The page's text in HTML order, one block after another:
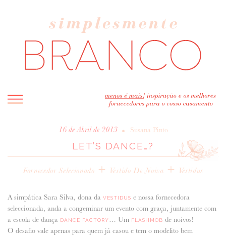
INICIO
BLOG
CASAVA-ME AQUI!
FORNECEDORES RECOMENDADOS
16 de Abril de 2013 • Susana Pinto
LET’S DANCE…?
Fornecedor Selecionado + Vestido De Noiva + Vestidus
A simpática Sara Silva, dona da VESTIDUS e nossa fornecedora
seleccionada, anda a congeminar um evento com graça, juntamente com
a escola de dança
DANCE FACTORY … Um FLASHMOB de noivos!
O desafio vale apenas para quem já casou e tem o modelito bem